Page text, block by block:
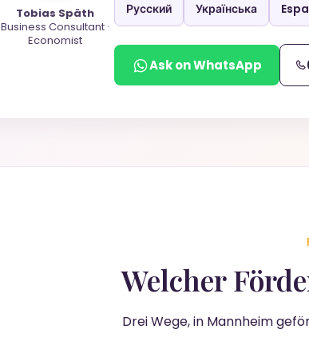
Tobias Späth
Business Consultant ·
Economist
Русский Українська
Ask on WhatsApp
Welcher
Drei Wege, in Mannheim